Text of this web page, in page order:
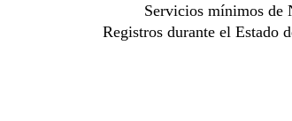
Servicios mínimos de
Registros durante el Estado